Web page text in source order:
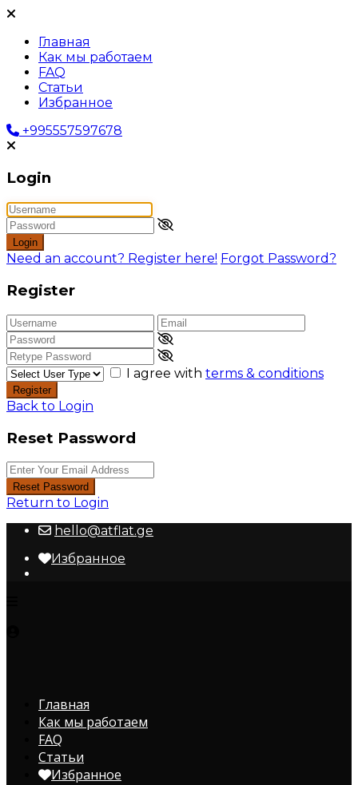
Главная
Как мы работаем
FAQ
Статьи
Избранное
+995557597678
Login
Login
Need an account? Register here! Forgot Password?
Register
I agree with terms & conditions
Register
Back to Login
Reset Password
Reset Password
Return to Login
hello@atflat.ge
Избранное
Главная
Как мы работаем
FAQ
Статьи
Избранное